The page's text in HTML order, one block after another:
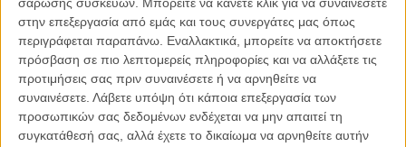
στην επεξεργασία από εμάς και τους συνεργάτες μας όπως
περιγράφεται παραπάνω. Εναλλακτικά, μπορείτε να αποκτήσετε
πρόσβαση σε πιο λεπτομερείς πληροφορίες και να αλλάξετε τις
προτιμήσεις σας πριν συναινέσετε ή να αρνηθείτε να
συναινέσετε. Λάβετε υπόψη ότι κάποια επεξεργασία των
προσωπικών σας δεδομένων ενδέχεται να μην απαιτεί τη
συγκατάθεσή σας, αλλά έχετε το δικαίωμα να αρνηθείτε αυτήν
Στίβεν Κινγκ παρεμπιπτόντως, ενώ το σενάριο υπογράφει ο Κιθ
Μπιούνιν του «In Treatment». Ο ήρωας, που κατηγορείται για το
βιασμό και το φόνο της κοπέλας του, ξυπνά ένα πρωί και βλέπει ότι
στο κεφάλι του έχουν φυτρώσει αληθινά κέρατα. Αυτά όμως τα
κέρατα έχουν μαγικές δυνάμεις, αναγκάζουν τους ανθρώπους να
εξομολογούνται τις αμαρτίες τους και θ’ αποδειχτούν πολύτιμο όπλο
για τον ήρωα, στην προσπάθειά του ν’ ανακαλύψει τον πραγματικό
ένοχο του εγκλήματος για το οποίο κατηγορείται άδικα.